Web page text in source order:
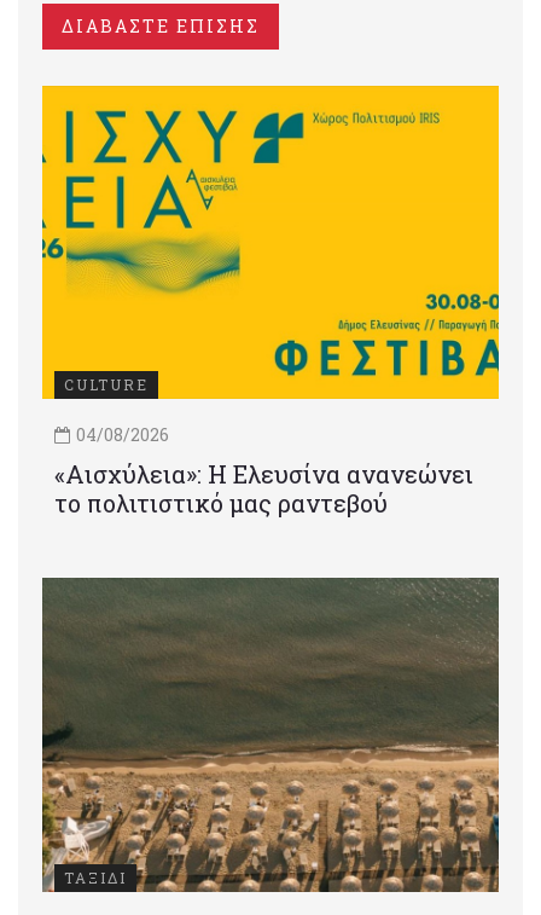
ΔΙΑΒΑΣΤΕ ΕΠΙΣΗΣ
CULTURE
04/08/2026
«Αισχύλεια»: Η Ελευσίνα ανανεώνει
το πολιτιστικό μας ραντεβού
ΤΑΞΙΔΙ